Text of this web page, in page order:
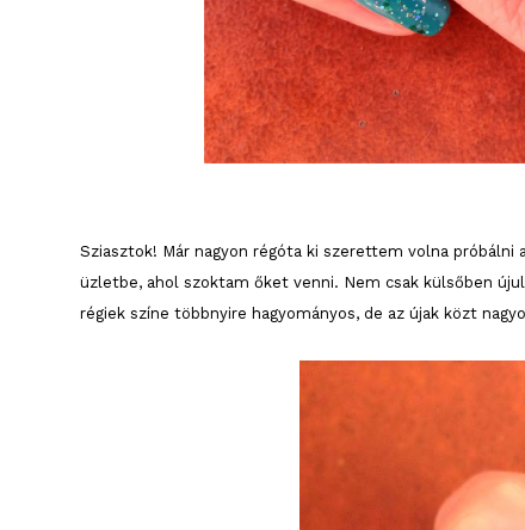
Sziasztok! Már nagyon régóta ki szerettem volna
üzletbe, ahol szoktam őket venni. Nem csak külsőben
régiek színe többnyire hagyományos, de az újak közt